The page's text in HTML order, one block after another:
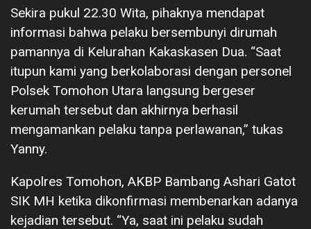
Sekira pukul 22.30 Wita, pihaknya mendapat
informasi bahwa pelaku bersembunyi dirumah
pamannya di Kelurahan Kakaskasen Dua. “Saat
itupun kami yang berkolaborasi dengan personel
Polsek Tomohon Utara langsung bergeser
kerumah tersebut dan akhirnya berhasil
mengamankan pelaku tanpa perlawanan,” tukas
Yanny.
Kapolres Tomohon, AKBP Bambang Ashari Gatot
SIK MH ketika dikonfirmasi membenarkan adanya
kejadian tersebut. “Ya, saat ini pelaku sudah